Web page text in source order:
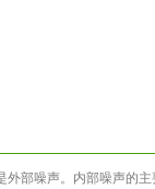
外部噪声。内部噪声的主